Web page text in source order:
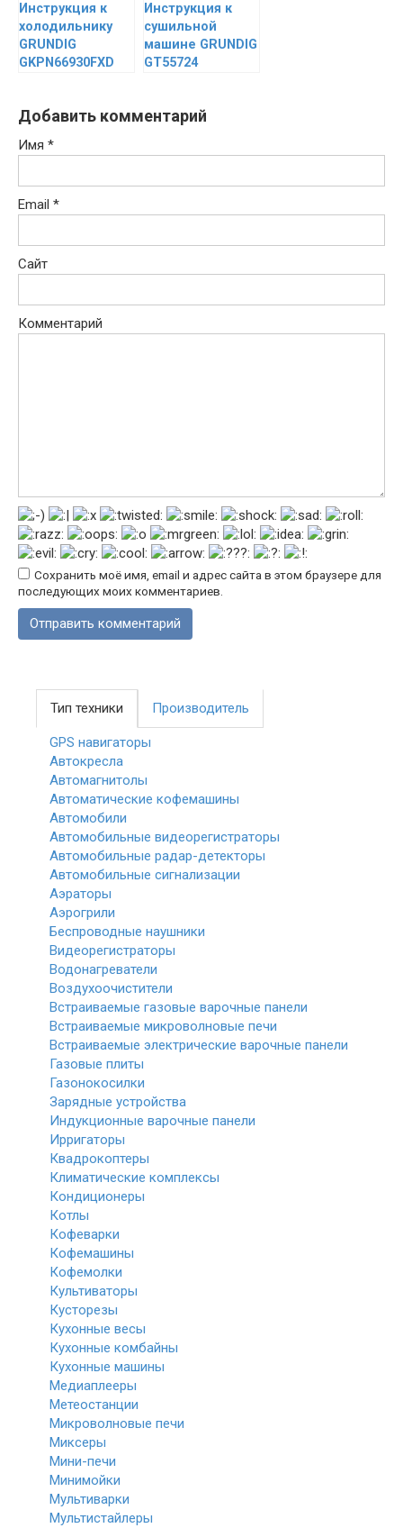
Инструкция к
холодильнику
GRUNDIG
GKPN66930FXD
Инструкция к
сушильной
машине GRUNDIG
GT55724
Добавить комментарий
Имя *
Email *
Сайт
Комментарий
Сохранить моё имя, email и адрес сайта в этом браузере для
последующих моих комментариев.
Тип техники Производитель
GPS навигаторы
Автокресла
Автомагнитолы
Автоматические кофемашины
Автомобили
Автомобильные видеорегистраторы
Автомобильные радар-детекторы
Автомобильные сигнализации
Аэраторы
Аэрогрили
Беспроводные наушники
Видеорегистраторы
Водонагреватели
Воздухоочистители
Встраиваемые газовые варочные панели
Встраиваемые микроволновые печи
Встраиваемые электрические варочные панели
Газовые плиты
Газонокосилки
Зарядные устройства
Индукционные варочные панели
Ирригаторы
Квадрокоптеры
Климатические комплексы
Кондиционеры
Котлы
Кофеварки
Кофемашины
Кофемолки
Культиваторы
Кусторезы
Кухонные весы
Кухонные комбайны
Кухонные машины
Медиаплееры
Метеостанции
Микроволновые печи
Миксеры
Мини-печи
Минимойки
Мультиварки
Мультистайлеры